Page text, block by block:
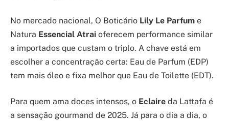
No mercado nacional, O Boticário Lily Le Parfum e
Natura Essencial Atrai oferecem performance similar
a importados que custam o triplo. A chave está em
escolher a concentração certa: Eau de Parfum (EDP)
tem mais óleo e fixa melhor que Eau de Toilette (EDT).
Para quem ama doces intensos, o Eclaire da Lattafa é
a sensação gourmand de 2025. Já para o dia a dia, o